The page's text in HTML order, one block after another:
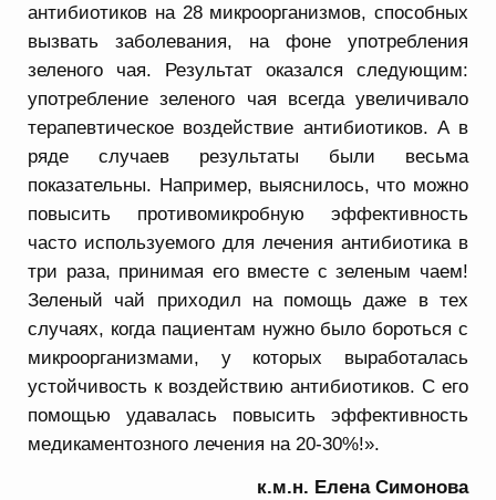
антибиотиков на 28 микроорганизмов, способных
вызвать заболевания, на фоне употребления
зеленого чая. Результат оказался следующим:
употребление зеленого чая всегда увеличивало
терапевтическое воздействие антибиотиков. А в
ряде случаев результаты были весьма
показательны. Например, выяснилось, что можно
повысить противомикробную эффективность
часто используемого для лечения антибиотика в
три раза, принимая его вместе с зеленым чаем!
Зеленый чай приходил на помощь даже в тех
случаях, когда пациентам нужно было бороться с
микроорганизмами, у которых выработалась
устойчивость к воздействию антибиотиков. С его
помощью удавалась повысить эффективность
медикаментозного лечения на 20-30%!».
к.м.н. Елена Симонова